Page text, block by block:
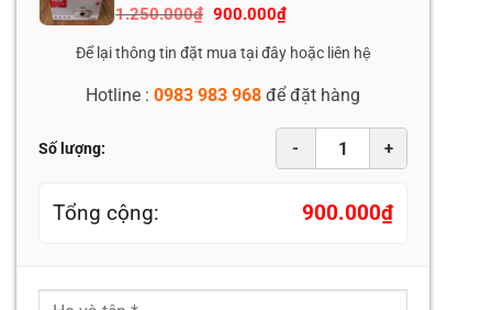
1.250.000₫ Giá
là:
1.250.000₫.
900.000₫Giá
hiện
tại
là:
Để lại thông tin đặt mua tại đây hoặc liên hệ
Hotline :0983 983 968 để đặt hàng
Số lượng: - +
Tổng cộng: 900.000₫